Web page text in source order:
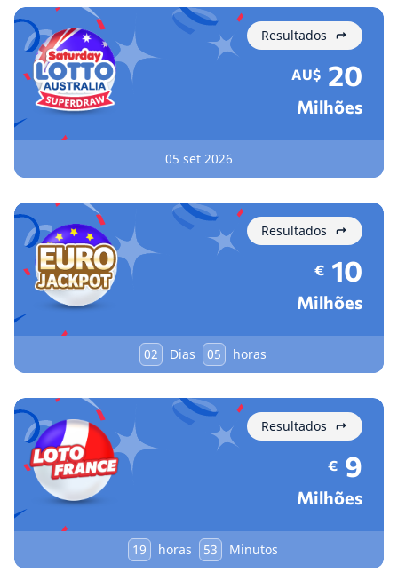
Resultados
AU$ 20
Milhões
05 set 2026
Resultados
€ 10
Milhões
02 Dias 05 horas
Resultados
€ 9
Milhões
19 horas 53 Minutos